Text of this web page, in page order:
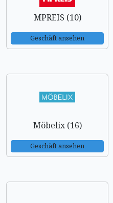
MPREIS (10)
Geschäft ansehen
Möbelix (16)
Geschäft ansehen